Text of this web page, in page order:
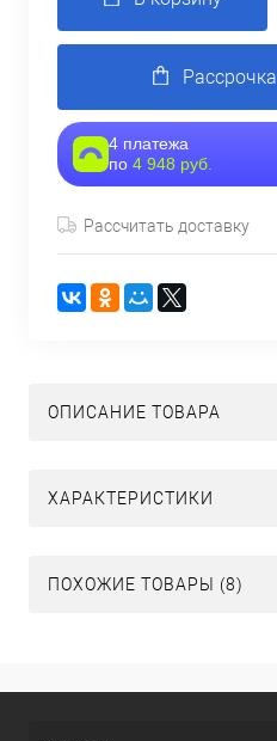
4 платежа
по 4 948 руб.
Рассчитать доставку
ОПИСАНИЕ ТОВАРА
ХАРАКТЕРИСТИКИ
ПОХОЖИЕ ТОВАРЫ (8)